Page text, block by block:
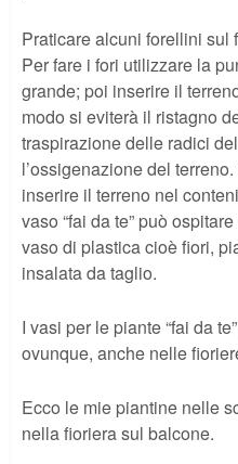
Praticare alcuni forellini sul
Per fare i fori utilizzare la
grande; poi inserire il
modo si eviterà il ristagno
traspirazione delle radici
l’ossigenazione del
inserire il terreno nel
vaso “fai da te” può
vaso di plastica cioè fiori,
insalata da taglio.
I vasi per le piante “fai da
ovunque, anche nelle
Ecco le mie piantine nelle
nella fioriera sul balcone.